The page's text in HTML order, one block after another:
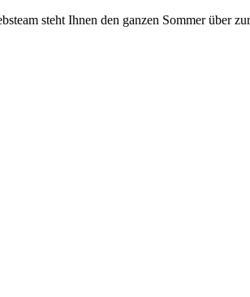
steht Ihnen den ganzen Sommer über